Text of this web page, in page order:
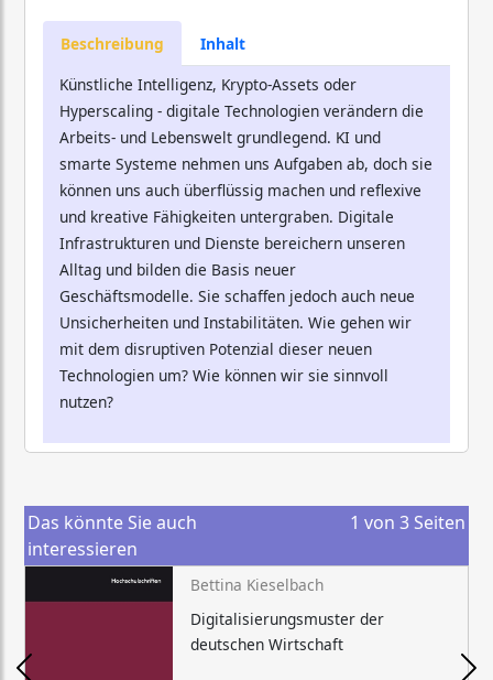
Beschreibung
Inhalt
Künstliche Intelligenz, Krypto-Assets oder
Hyperscaling - digitale Technologien verändern die
Arbeits- und Lebenswelt grundlegend. KI und
smarte Systeme nehmen uns Aufgaben ab, doch sie
können uns auch überflüssig machen und reflexive
und kreative Fähigkeiten untergraben. Digitale
Infrastrukturen und Dienste bereichern unseren
Alltag und bilden die Basis neuer
Geschäftsmodelle. Sie schaffen jedoch auch neue
Unsicherheiten und Instabilitäten. Wie gehen wir
mit dem disruptiven Potenzial dieser neuen
Technologien um? Wie können wir sie sinnvoll
nutzen?
Das könnte Sie auch
interessieren
1 von 3 Seiten
Bettina Kieselbach
Digitalisierungsmuster der
deutschen Wirtschaft